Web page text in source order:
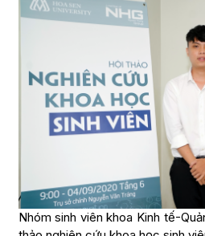
Nhóm sinh viên khoa Kinh tế-